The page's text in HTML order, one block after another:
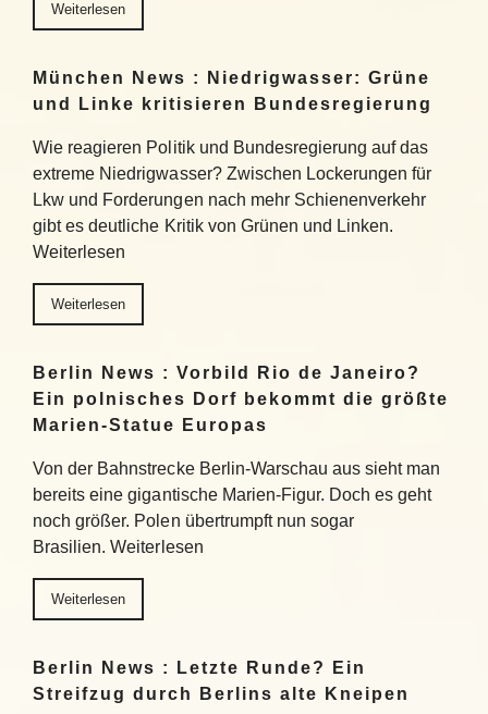
Weiterlesen
München News : Niedrigwasser: Grüne
und Linke kritisieren Bundesregierung
Wie reagieren Politik und Bundesregierung auf das
extreme Niedrigwasser? Zwischen Lockerungen für
Lkw und Forderungen nach mehr Schienenverkehr
gibt es deutliche Kritik von Grünen und Linken.
Weiterlesen
Weiterlesen
Berlin News : Vorbild Rio de Janeiro?
Ein polnisches Dorf bekommt die größte
Marien-Statue Europas
Von der Bahnstrecke Berlin-Warschau aus sieht man
bereits eine gigantische Marien-Figur. Doch es geht
noch größer. Polen übertrumpft nun sogar
Brasilien. Weiterlesen
Weiterlesen
Berlin News : Letzte Runde? Ein
Streifzug durch Berlins alte Kneipen